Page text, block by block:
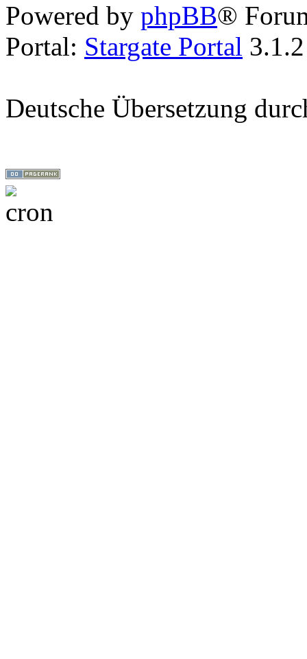
Powered by phpBB®
Portal: Stargate Portal
Deutsche Übersetzung